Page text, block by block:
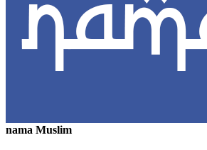
nama Muslim